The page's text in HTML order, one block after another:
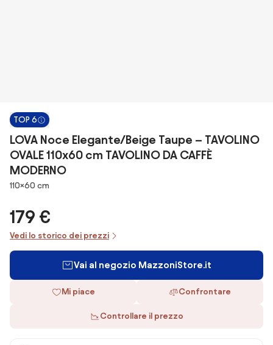
TOP 6
LOVA Noce Elegante/Beige Taupe – TAVOLINO
OVALE 110x60 cm TAVOLINO DA CAFFÈ
MODERNO
Dimensioni
110×60 cm
179 €
Vedi lo storico dei prezzi
Vai al negozio MazzoniStore.it
Mi piace Confrontare
Controllare il prezzo